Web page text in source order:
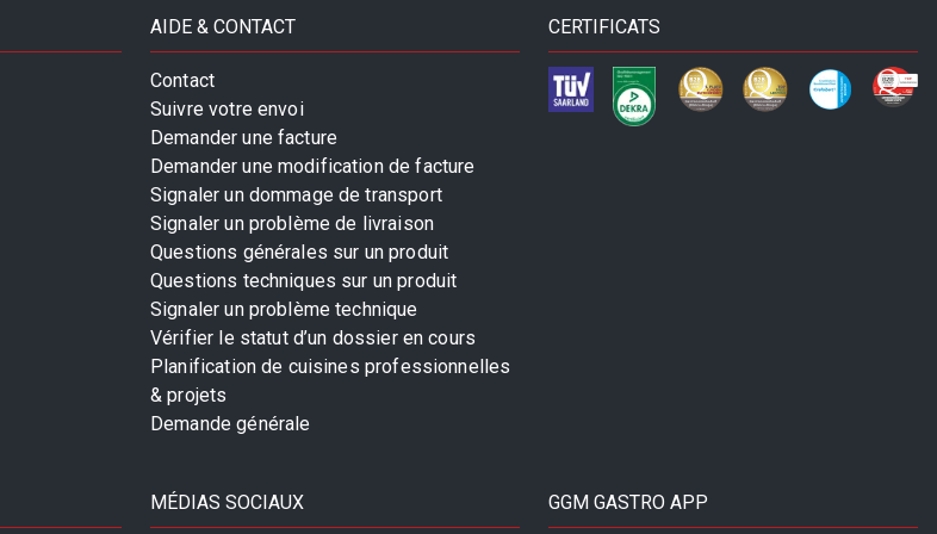
AIDE & CONTACT
Contact
Suivre votre envoi
Demander une facture
Demander une modification de facture
Signaler un dommage de transport
Signaler un problème de livraison
Questions générales sur un produit
Questions techniques sur un produit
Signaler un problème technique
Vérifier le statut d’un dossier en cours
Planification de cuisines professionnelles
& projets
Demande générale
CERTIFICATS
MÉDIAS SOCIAUX GGM GASTRO APP